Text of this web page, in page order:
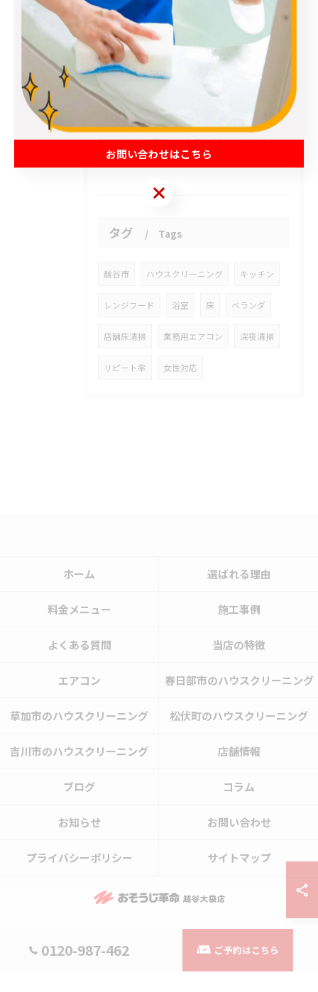
2026/08/06
2026/08/06
今日、新しいドアが開かれました。
タグ Tags
越谷市 ハウスクリーニング キッチン
レンジフード 浴室 床 ベランダ
店舗床清掃 業務用エアコン 深夜清掃
リピート率 女性対応
0120-987-462 ご予約はこちら
ホーム 選ばれる理由
料金メニュー 施工事例
よくある質問 当店の特徴
エアコン 春日部市のハウスクリーニング
草加市のハウスクリーニング 松伏町のハウスクリーニング
吉川市のハウスクリーニング 店舗情報
ブログ コラム
お知らせ お問い合わせ
プライバシーポリシー サイトマップ
© 2026 埼玉県越谷市のハウスクリーニングならおそうじ革命越谷大袋店 ALL
RIGHTS RESERVED.
お問い合わせはこちら
お問い合わせはこちら